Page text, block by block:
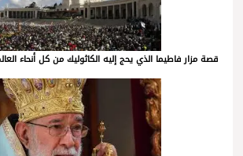
قصة مزار فاطيما الذي يحج إليه الكاثوليك من كل أنحاء